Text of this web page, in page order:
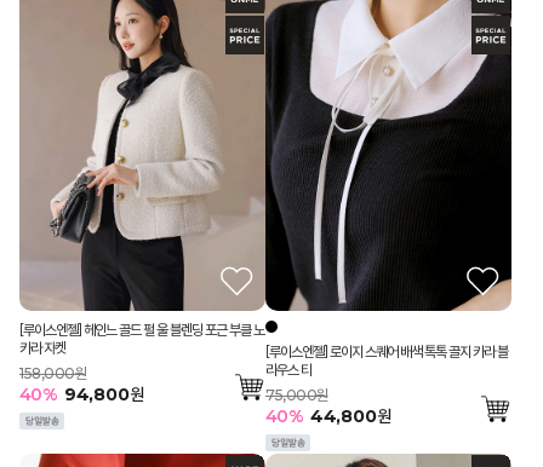
[루이스엔젤] 헤인느 골드 펄 울 블렌딩 포근 부클 노
카라 자켓
158,000원
40% 94,800원
[루이스엔젤] 로이지 스퀘어 배색 톡톡 골지 카라 블
라우스 티
75,000원
40% 44,800원